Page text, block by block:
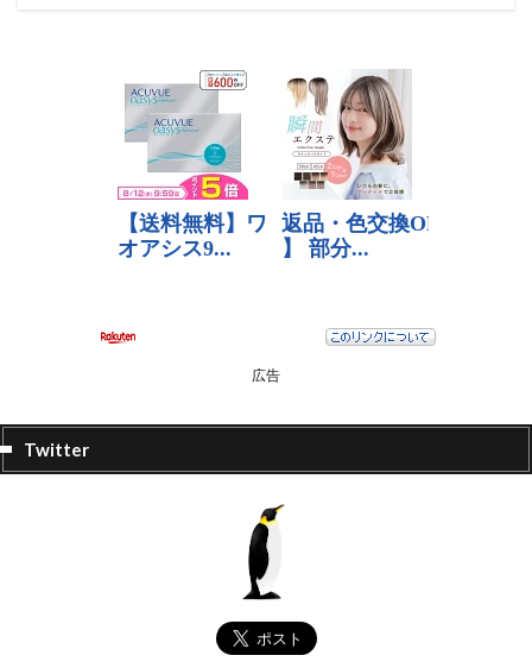
広告
Twitter